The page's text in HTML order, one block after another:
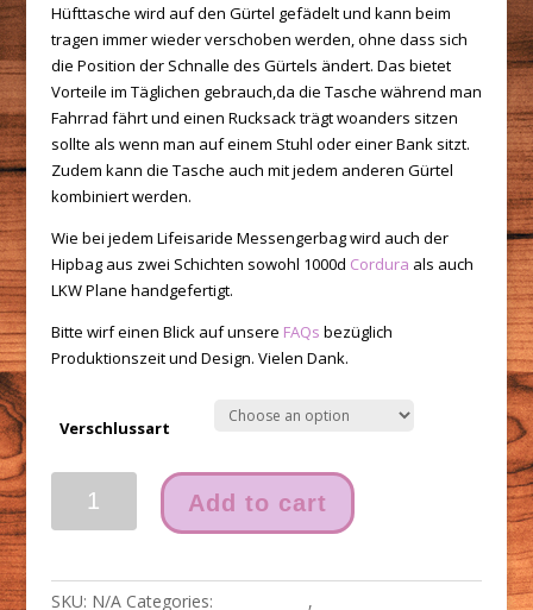
Hüfttasche wird auf den Gürtel gefädelt und kann beim
tragen immer wieder verschoben werden, ohne dass sich
die Position der Schnalle des Gürtels ändert. Das bietet
Vorteile im Täglichen gebrauch,da die Tasche während man
Fahrrad fährt und einen Rucksack trägt woanders sitzen
sollte als wenn man auf einem Stuhl oder einer Bank sitzt.
Zudem kann die Tasche auch mit jedem anderen Gürtel
kombiniert werden.
Wie bei jedem Lifeisaride Messengerbag wird auch der
Hipbag aus zwei Schichten sowohl 1000d Cordura als auch
LKW Plane handgefertigt.
Bitte wirf einen Blick auf unsere FAQs bezüglich
Produktionszeit und Design. Vielen Dank.
Verschlussart
Ulockholder
Add to cart
SKU: N/A Categories: ,